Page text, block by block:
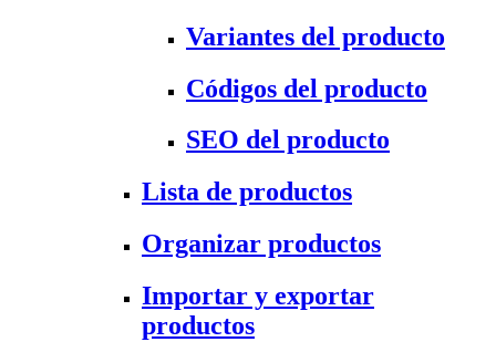
Variantes del producto
Códigos del producto
SEO del producto
Lista de productos
Organizar productos
Importar y exportar
productos